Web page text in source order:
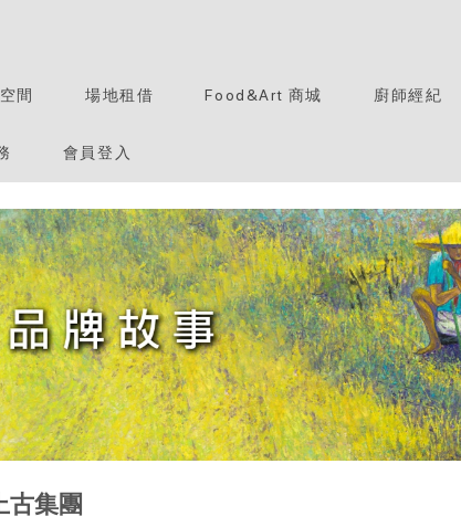
間 場地租借 Food&Art 商城 廚師經紀
會員登入
古集團